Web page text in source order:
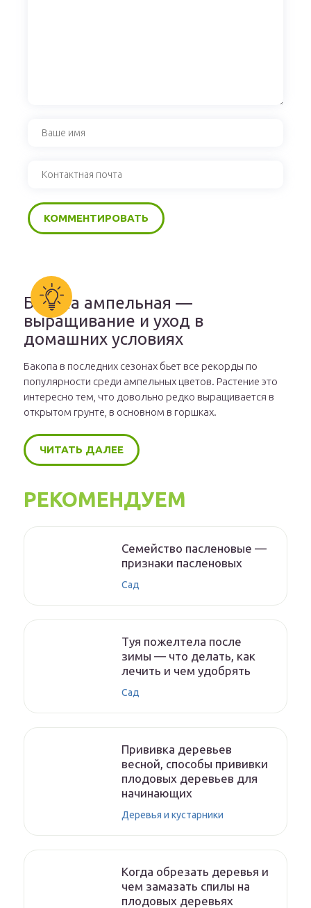
Бакопа ампельная —
выращивание и уход в
домашних условиях
Бакопа в последних сезонах бьет все рекорды по
популярности среди ампельных цветов. Растение это
интересно тем, что довольно редко выращивается в
открытом грунте, в основном в горшках.
ЧИТАТЬ ДАЛЕЕ
РЕКОМЕНДУЕМ
Семейство пасленовые —
признаки пасленовых
Сад
Туя пожелтела после
зимы — что делать, как
лечить и чем удобрять
Сад
Прививка деревьев
весной, способы прививки
плодовых деревьев для
начинающих
Деревья и кустарники
Когда обрезать деревья и
чем замазать спилы на
плодовых деревьях